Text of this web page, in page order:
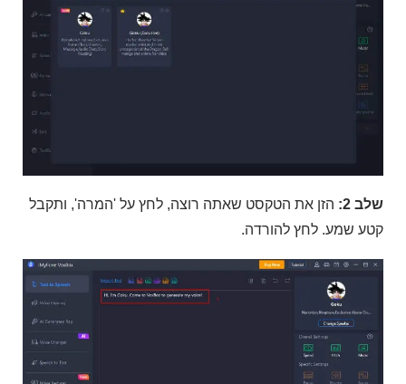
שלב 2:
הזן את הטקסט שאתה רוצה, לחץ על 'המרה', ותקבל
קטע שמע. לחץ להורדה.